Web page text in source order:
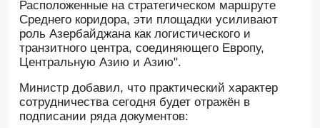
Расположенные на стратегическом маршруте
Среднего коридора, эти площадки усиливают
роль Азербайджана как логистического и
транзитного центра, соединяющего Европу,
Центральную Азию и Азию".
Министр добавил, что практический характер
сотрудничества сегодня будет отражён в
подписании ряда документов: